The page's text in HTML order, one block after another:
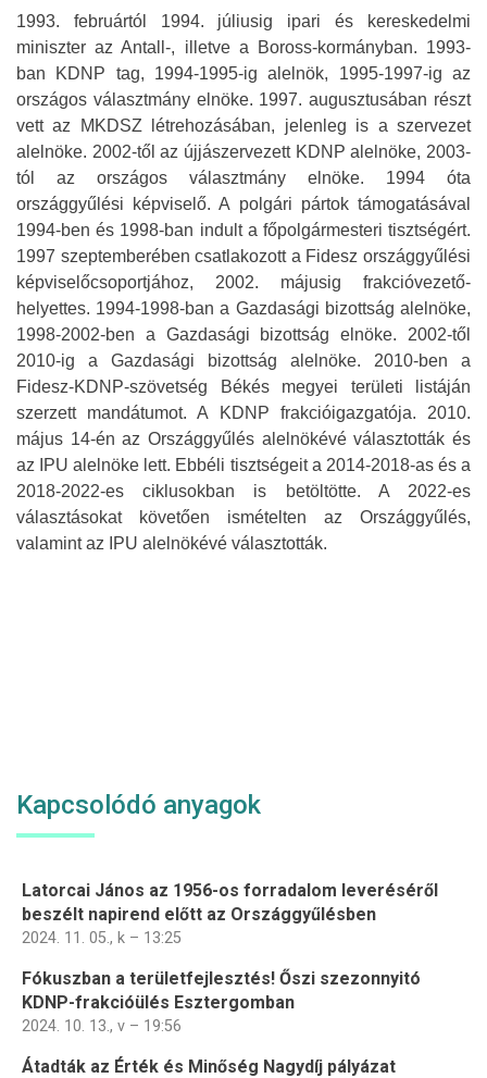
1993. februártól 1994. júliusig ipari és kereskedelmi
miniszter az Antall-, illetve a Boross-kormányban. 1993-
ban KDNP tag, 1994-1995-ig alelnök, 1995-1997-ig az
országos választmány elnöke. 1997. augusztusában részt
vett az MKDSZ létrehozásában, jelenleg is a szervezet
alelnöke. 2002-től az újjászervezett KDNP alelnöke, 2003-
tól az országos választmány elnöke. 1994 óta
országgyűlési képviselő. A polgári pártok támogatásával
1994-ben és 1998-ban indult a főpolgármesteri tisztségért.
1997 szeptemberében csatlakozott a Fidesz országgyűlési
képviselőcsoportjához, 2002. májusig frakcióvezető-
helyettes. 1994-1998-ban a Gazdasági bizottság alelnöke,
1998-2002-ben a Gazdasági bizottság elnöke. 2002-től
2010-ig a Gazdasági bizottság alelnöke. 2010-ben a
Fidesz-KDNP-szövetség Békés megyei területi listáján
szerzett mandátumot. A KDNP frakcióigazgatója. 2010.
május 14-én az Országgyűlés alelnökévé választották és
az IPU alelnöke lett. Ebbéli tisztségeit a 2014-2018-as és a
2018-2022-es ciklusokban is betöltötte. A 2022-es
választásokat követően ismételten az Országgyűlés,
valamint az IPU alelnökévé választották.
Kapcsolódó anyagok
Latorcai János az 1956-os forradalom leveréséről
beszélt napirend előtt az Országgyűlésben
2024. 11. 05., k – 13:25
Fókuszban a területfejlesztés! Őszi szezonnyitó
KDNP-frakcióülés Esztergomban
2024. 10. 13., v – 19:56
Átadták az Érték és Minőség Nagydíj pályázat